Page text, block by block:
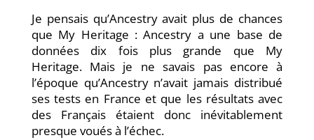
Je pensais qu’Ancestry avait plus de chances
que My Heritage : Ancestry a une base de
données dix fois plus grande que My
Heritage. Mais je ne savais pas encore à
l’époque qu’Ancestry n’avait jamais distribué
ses tests en France et que les résultats avec
des Français étaient donc inévitablement
presque voués à l’échec.